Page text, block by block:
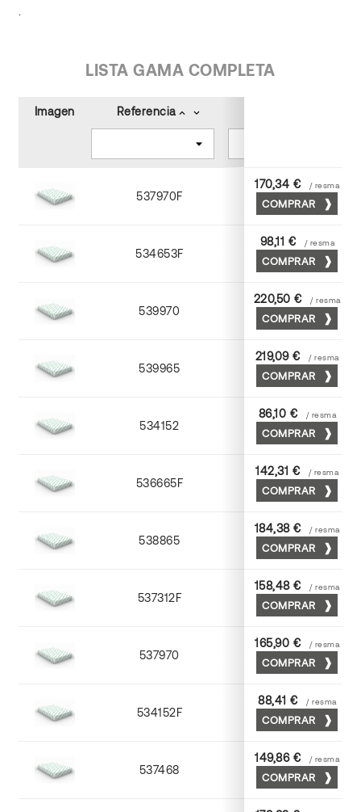
LISTA GAMA COMPLETA
Imagen Referencia keyboard_arrow_up keyboard_arrow_down
537970F 70 x 100
170,34 € / resma
COMPRAR
534653F 52 x 70
98,11 € / resma
COMPRAR
539970 70 x 100
220,50 € / resma
COMPRAR
539965 65 x 90
219,09 € / resma
COMPRAR
534152 52 x 70
86,10 € / resma
COMPRAR
536665F 65 x 90
142,31 € / resma
COMPRAR
538865 65 x 90
184,38 € / resma
COMPRAR
537312F 72 x 102
158,48 € / resma
COMPRAR
537970 70 x 100
165,90 € / resma
COMPRAR
534152F 52 x 70
88,41 € / resma
COMPRAR
537468 65 x 90
149,86 € / resma
COMPRAR